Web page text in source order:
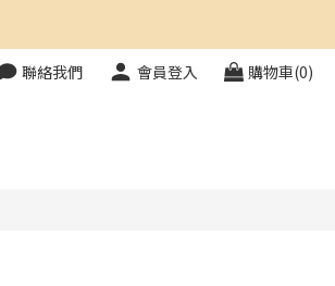
聯絡我們 會員登入 購物車(0)
立即購買